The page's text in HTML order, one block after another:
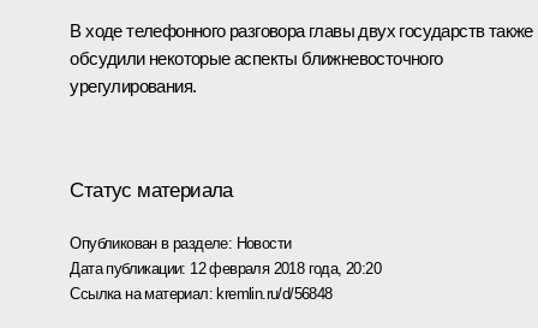
В ходе телефонного разговора главы двух государств также
обсудили некоторые аспекты ближневосточного
урегулирования.
Статус материала
Опубликован в разделе: Новости
Дата публикации: 12 февраля 2018 года, 20:20
Ссылка на материал: kremlin.ru/d/56848